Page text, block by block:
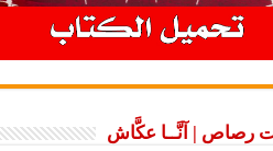
رصاص | آنَّــا عكَّاش